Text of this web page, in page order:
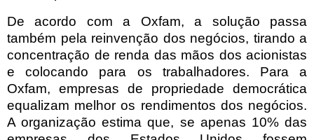
De acordo com a Oxfam, a solução passa
também pela reinvenção dos negócios, tirando a
concentração de renda das mãos dos acionistas
e colocando para os trabalhadores. Para a
Oxfam, empresas de propriedade democrática
equalizam melhor os rendimentos dos negócios.
A organização estima que, se apenas 10% das